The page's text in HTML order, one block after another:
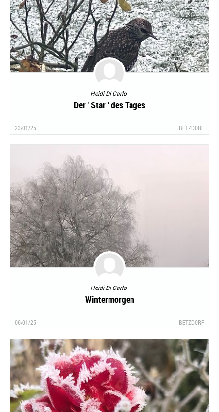
Heidi Di Carlo
Der ‘ Star ‘ des Tages
23/01/25 BETZDORF
Heidi Di Carlo
Wintermorgen
06/01/25 BETZDORF